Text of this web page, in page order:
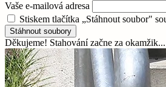
Vaše e-mailová adresa
Stiskem tlačítka „Stáhnout soubor"
Stáhnout soubory
Děkujeme! Stahování začne za okamžik...